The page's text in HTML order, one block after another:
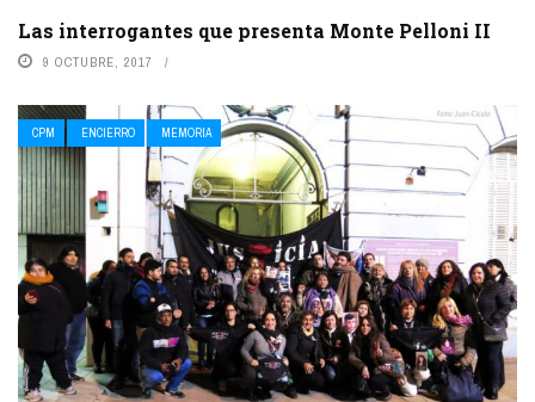
Las interrogantes que presenta Monte Pelloni II
9 OCTUBRE, 2017
CPM ENCIERRO MEMORIA